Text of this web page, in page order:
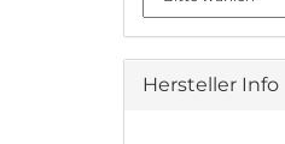
Hersteller Info